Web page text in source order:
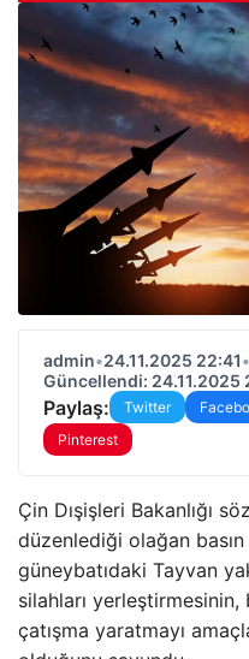
admin•24.11.2025 22:41•
Güncellendi: 24.11.2025
Paylaş: Twitter
Pinterest
Çin Dışişleri Bakanlığı
düzenlediği olağan basın
güneybatıdaki Tayvan
silahları
çatışma yaratmayı